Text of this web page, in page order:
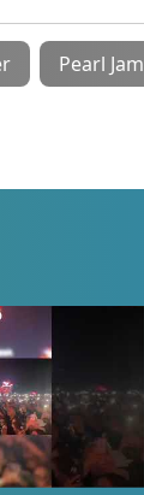
Pearl Jam